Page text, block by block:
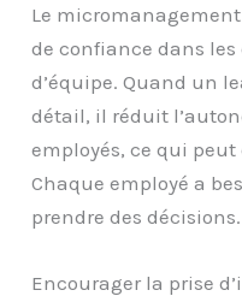
Le
de confiance dans
d’équipe. Quand un
détail, il réduit
employés, ce qui
Chaque employé a
prendre des décisions.
Encourager la prise